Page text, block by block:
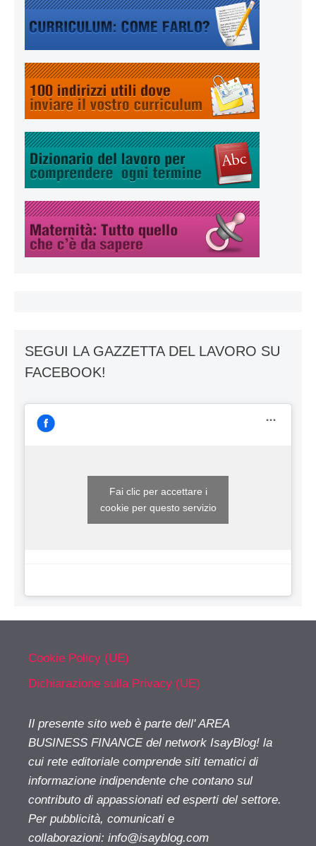
SEGUI LA GAZZETTA DEL LAVORO SU
FACEBOOK!
Fai clic per accettare i
cookie per questo servizio
Cookie Policy (UE)
Dichiarazione sulla Privacy (UE)
Il presente sito web è parte dell' AREA
BUSINESS FINANCE del network IsayBlog! la
cui rete editoriale comprende siti tematici di
informazione indipendente che contano sul
contributo di appassionati ed esperti del settore.
Per pubblicità, comunicati e
collaborazioni: info@isayblog.com